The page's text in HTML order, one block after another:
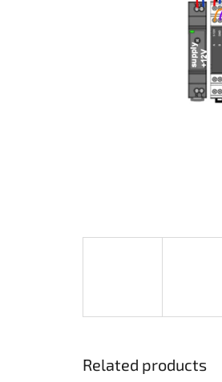
Related products